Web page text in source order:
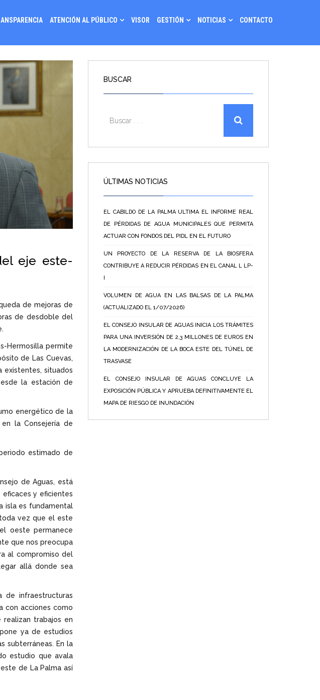
ATENCIÓN AL PÚBLICO VISOR GESTIÓN NOTICIAS CONTACTO
eje este-
de mejoras de
de desdoble del
Hermosilla permite
de Las Cuevas,
situados
la estación de
energético de la
la Consejería de
estimado de
de Aguas, está
y eficientes
isla es fundamental
vez que el este
oeste permanece
que nos preocupa
al compromiso del
allá donde sea
de infraestructuras
con acciones como
realizan trabajos en
ya de estudios
subterráneas. En la
estudio que avala
de La Palma así
BUSCAR
ÚLTIMAS NOTICIAS
EL CABILDO DE LA PALMA ULTIMA EL INFORME REAL
DE PÉRDIDAS DE AGUA MUNICIPALES QUE PERMITA
ACTUAR CON FONDOS DEL PIDL EN EL FUTURO
UN PROYECTO DE LA RESERVA DE LA BIOSFERA
CONTRIBUYE A REDUCIR PÉRDIDAS EN EL CANAL L LP-
I
VOLUMEN DE AGUA EN LAS BALSAS DE LA PALMA
(ACTUALIZADO EL 1/07/2026)
EL CONSEJO INSULAR DE AGUAS INICIA LOS TRÁMITES
PARA UNA INVERSIÓN DE 2,3 MILLONES DE EUROS EN
LA MODERNIZACIÓN DE LA BOCA ESTE DEL TÚNEL DE
TRASVASE
EL CONSEJO INSULAR DE AGUAS CONCLUYE LA
EXPOSICIÓN PÚBLICA Y APRUEBA DEFINITIVAMENTE EL
MAPA DE RIESGO DE INUNDACIÓN